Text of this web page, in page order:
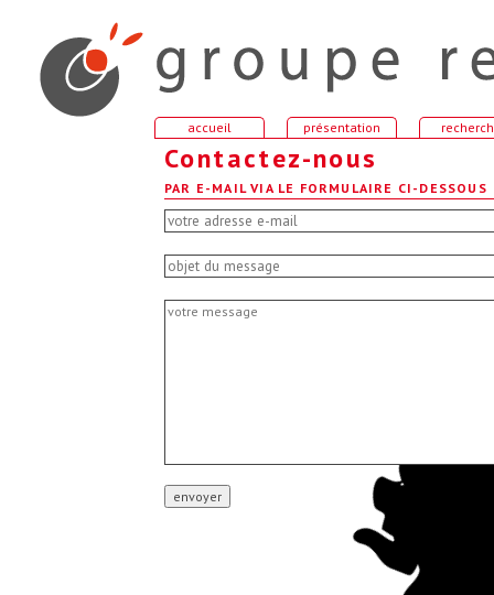
accueil présentation
Contactez-nous
PAR E-MAIL VIA LE FORMULAIRE CI-DESSOUS